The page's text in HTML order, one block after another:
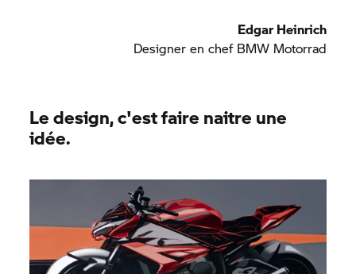
Edgar Heinrich
Designer en chef BMW Motorrad
Le design, c'est faire naitre une
idée.